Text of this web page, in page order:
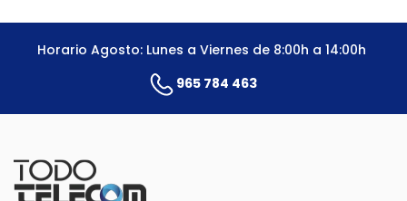
Horario Agosto: Lunes a Viernes de 8:00h a 14:00h
965 784 463